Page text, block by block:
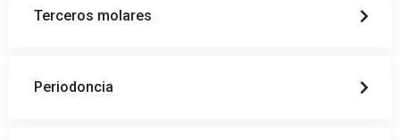
Terceros molares
Periodoncia